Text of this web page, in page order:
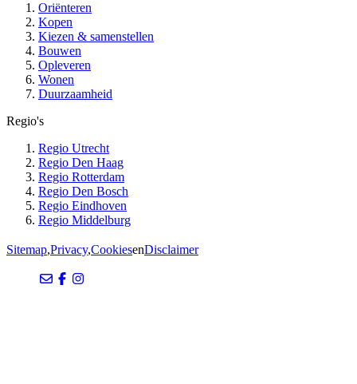
Oriënteren
Kopen
Kiezen & samenstellen
Bouwen
Opleveren
Wonen
Duurzaamheid
Regio's
Regio Utrecht
Regio Den Haag
Regio Rotterdam
Regio Den Bosch
Regio Eindhoven
Regio Middelburg
Sitemap,Privacy,CookiesenDisclaimer